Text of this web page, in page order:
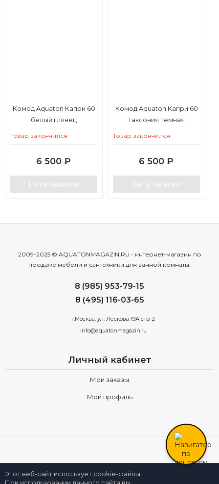
Комод Aquaton Капри 60
белый глянец
Товар закончился
6 500 ₽
Нет в наличии
Комод Aquaton Капри 60
таксония темная
Товар закончился
6 500 ₽
Нет в наличии
2009-2025 © AQUATONMAGAZIN.RU - интернет-магазин по
продаже мебели и сантехники для ванной комнаты.
8 (985) 953-79-15
8 (495) 116-03-65
г.Москва, ул. Лескова 19А стр. 2
info@aquatonmagazin.ru
Личный кабинет
Мои заказы
Мой профиль
Все права принадлежат компанииAQUATONMAGAZIN.RU
Этот веб-сайт использует cookie-файлы.